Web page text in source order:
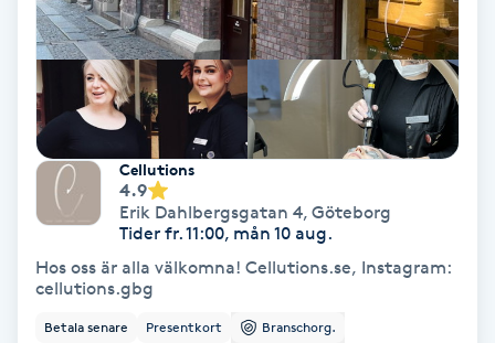
Fransförlängning Megavolym
Fransförlängning Volym
Fransk manikyr
Fransrengöring
Cellutions
4.9
Erik Dahlbergsgatan 4, Göteborg
Tider fr. 11:00, mån 10 aug.
Hos oss är alla välkomna! Cellutions.se, Instagram:
cellutions.gbg
Betala senare Presentkort Branschorg.